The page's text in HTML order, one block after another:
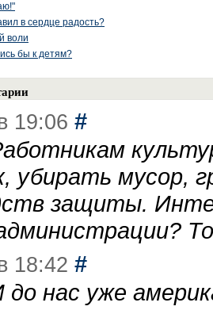
в сердце радость?
воли
бы к детям?
19:06 #
убирать мусор,
защиты.
18:42 #
до нас уже